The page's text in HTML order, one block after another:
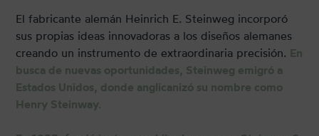
El fabricante alemán Heinrich E. Steinweg incorporó
sus propias ideas innovadoras a los diseños alemanes
creando un instrumento de extraordinaria precisión. En
busca de nuevas oportunidades, Steinweg emigró a
Estados Unidos, donde anglicanizó su nombre como
Henry Steinway.